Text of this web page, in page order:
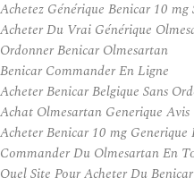
Achetez Générique Benicar 10 mg
Acheter Du Vrai Générique
Ordonner Benicar Olmesartan
Benicar Commander En Ligne
Acheter Benicar Belgique Sans
Achat Olmesartan Generique Avis
Acheter Benicar 10 mg Generique
Commander Du Olmesartan En